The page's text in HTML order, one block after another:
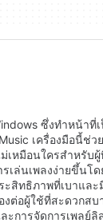
ซึ่งทำหน้าที่เ
เครื่องมือนี้ช่ว
เหมือนใครสำหรับ
เล่นเพลงง่ายขึ้นโ
สิทธิภาพที่เบาแล
ต่อผู้ใช้ที่สะดวกสบ
ะการจัดการเพลย์